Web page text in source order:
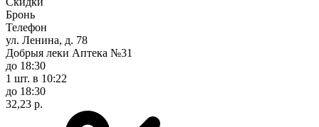
Бронь
Телефон
ул. Ленина, д. 78
Добрыя леки Аптека №31
до 18:30
1 шт. в 10:22
до 18:30
32,23 р.